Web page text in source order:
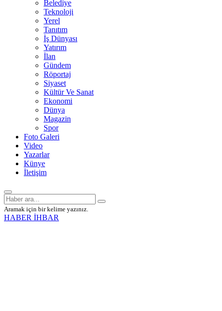
Belediye
Teknoloji
Yerel
Tanıtım
İş Dünyası
Yatırım
İlan
Gündem
Röportaj
Siyaset
Kültür Ve Sanat
Ekonomi
Dünya
Magazin
Spor
Foto Galeri
Video
Yazarlar
Künye
İletişim
Aramak için bir kelime yazınız.
HABER İHBAR